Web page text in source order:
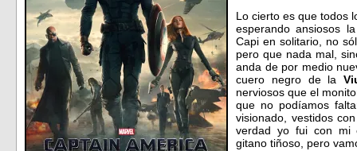
Lo cierto es que todos
esperando ansiosos
Capi en solitario, no
pero que nada mal,
anda de por medio
cuero negro de la
nerviosos que el
que no podíamos
visionado, vestidos
verdad yo fui con mi
gitano tiñoso, pero